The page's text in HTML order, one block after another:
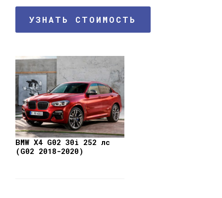
УЗНАТЬ СТОИМОСТЬ
BMW X4 G02 30i 252 лс
(G02 2018-2020)